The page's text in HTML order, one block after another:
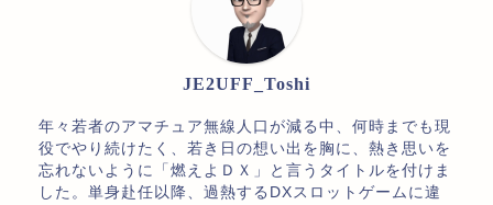
JE2UFF_Toshi
年々若者のアマチュア無線人口が減る中、何時までも現
役でやり続けたく、若き日の想い出を胸に、熱き思いを
忘れないように「燃えよＤＸ」と言うタイトルを付けま
した。単身赴任以降、過熱するDXスロットゲームに違